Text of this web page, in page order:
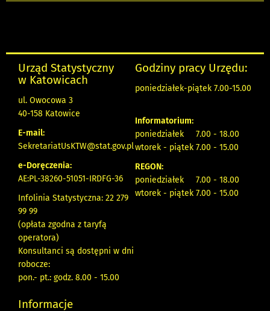
Urząd Statystyczny
w Katowicach
ul. Owocowa 3
40-158 Katowice
E-mail:
SekretariatUsKTW@stat.gov.pl
e-Doręczenia:
AE:PL-38260-51051-IRDFG-36
Infolinia Statystyczna: 22 279
99 99
(opłata zgodna z taryfą
operatora)
Konsultanci są dostępni w dni
robocze:
pon.- pt.: godz. 8.00 - 15.00
Godziny pracy Urzędu:
poniedziałek-piątek 7.00-15.00
Informatorium:
poniedziałek 7.00 - 18.00
wtorek - piątek 7.00 - 15.00
REGON:
poniedziałek 7.00 - 18.00
wtorek - piątek 7.00 - 15.00
Informacje